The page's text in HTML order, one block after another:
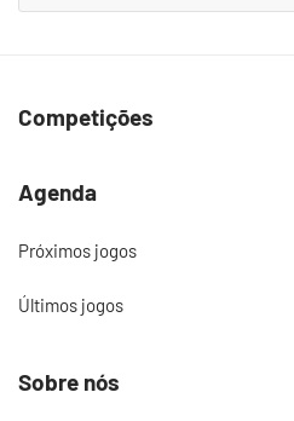
Competições
Agenda
Próximos jogos
Últimos jogos
Sobre nós